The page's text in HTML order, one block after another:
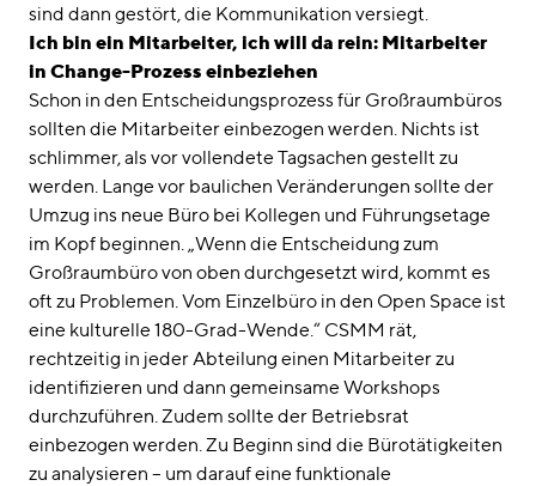
sind dann gestört, die Kommunikation versiegt.
Ich bin ein Mitarbeiter, ich will da rein: Mitarbeiter
in Change-Prozess einbeziehen
Schon in den Entscheidungsprozess für Großraumbüros
sollten die Mitarbeiter einbezogen werden. Nichts ist
schlimmer, als vor vollendete Tagsachen gestellt zu
werden. Lange vor baulichen Veränderungen sollte der
Umzug ins neue Büro bei Kollegen und Führungsetage
im Kopf beginnen. „Wenn die Entscheidung zum
Großraumbüro von oben durchgesetzt wird, kommt es
oft zu Problemen. Vom Einzelbüro in den Open Space ist
eine kulturelle 180-Grad-Wende.“ CSMM rät,
rechtzeitig in jeder Abteilung einen Mitarbeiter zu
identifizieren und dann gemeinsame Workshops
durchzuführen. Zudem sollte der Betriebsrat
einbezogen werden. Zu Beginn sind die Bürotätigkeiten
zu analysieren – um darauf eine funktionale